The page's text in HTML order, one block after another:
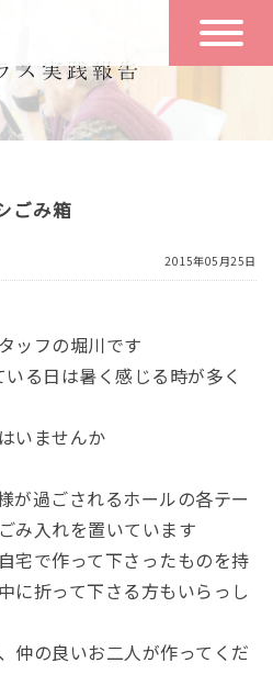
一日の流れ
リクルート
ごみ箱
2015年05月25日
ッフの堀川です
る日は暑く感じる時が多く
いませんか
が過ごされるホールの各テー
み入れを置いています
宅で作って下さったものを持
に折って下さる方もいらっし
仲の良いお二人が作ってくだ